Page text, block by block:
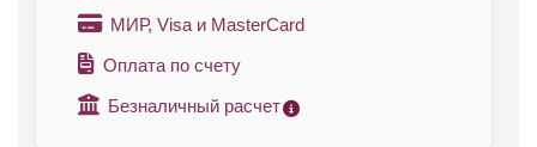
МИР, Visa и MasterCard
Оплата по счету
Безналичный расчет